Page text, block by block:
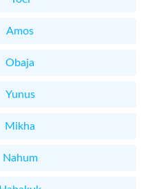
Amos
Obaja
Yunus
Mikha
Nahum